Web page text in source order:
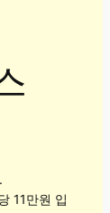
11만원 입